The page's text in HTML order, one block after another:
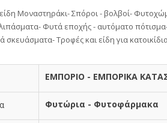
Μοναστηράκι- Σπόροι - βολβοί-
Φυτά εποχής - αυτόματο
σκευάσματα- Τροφές και είδη για
ΕΜΠΟΡΙΟ - ΕΜΠΟΡΙΚΑ
Φυτώρια - Φυτοφάρμακα